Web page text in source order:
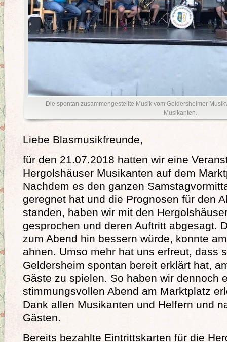
Die spontan zusammengestellte Musik vom Geldersheimer
Musikanten.
Liebe Blasmusikfreunde,
für den 21.07.2018 hatten wir eine
Hergolshäuser Musikanten auf dem
Nachdem es den ganzen
geregnet hat und die Prognosen für den
standen, haben wir mit den
gesprochen und deren Auftritt abgesagt.
zum Abend hin bessern würde, konnte
ahnen. Umso mehr hat uns erfreut, dass
Geldersheim spontan bereit erklärt hat,
Gäste zu spielen. So haben wir dennoch
stimmungsvollen Abend am Marktplatz
Dank allen Musikanten und Helfern und
Gästen.
Bereits bezahlte Eintrittskarten für die